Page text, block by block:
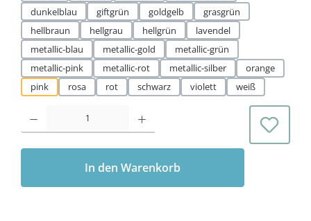
dunkelblau
giftgrün goldgelb
grasgrün
hellbraun
hellgrau hellgrün
lavendel
metallic-blau
metallic-gold
metallic-grün
metallic-pink
metallic-rot metallic-silber
orange
pink
rosa rot schwarz violett weiß
Produkt Anzahl: Gib den gewünschten Wert ein oder benutze die
In den Warenkorb